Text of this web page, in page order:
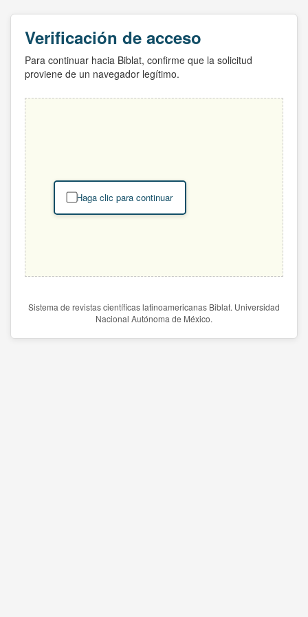
Verificación de acceso
Para continuar hacia Biblat, confirme que la solicitud
proviene de un navegador legítimo.
Haga clic para continuar
Sistema de revistas científicas latinoamericanas Biblat. Universidad
Nacional Autónoma de México.